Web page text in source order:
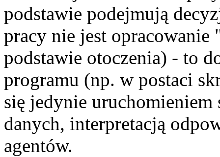
podstawie podejmują
pracy nie jest
podstawie otoczenia) - to
programu (np. w postaci
się jedynie
danych, interpretacją
agentów.